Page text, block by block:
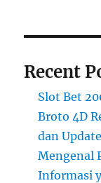
Recent
Slot Bet
Broto 4D
dan
Mengenal
Informasi